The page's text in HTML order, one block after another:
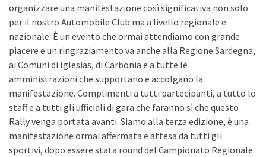
organizzare una manifestazione così significativa non solo
per il nostro Automobile Club ma a livello regionale e
nazionale. È un evento che ormai attendiamo con grande
piacere e un ringraziamento va anche alla Regione Sardegna,
ai Comuni di Iglesias, di Carbonia e a tutte le
amministrazioni che supportano e accolgano la
manifestazione. Complimenti a tutti partecipanti, a tutto lo
staff e a tutti gli ufficiali di gara che faranno sì che questo
Rally venga portata avanti. Siamo alla terza edizione, è una
manifestazione ormai affermata e attesa da tutti gli
sportivi, dopo essere stata round del Campionato Regionale